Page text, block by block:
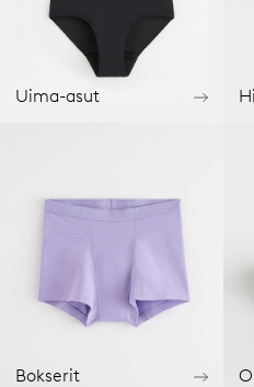
Uima-asut
Bokserit